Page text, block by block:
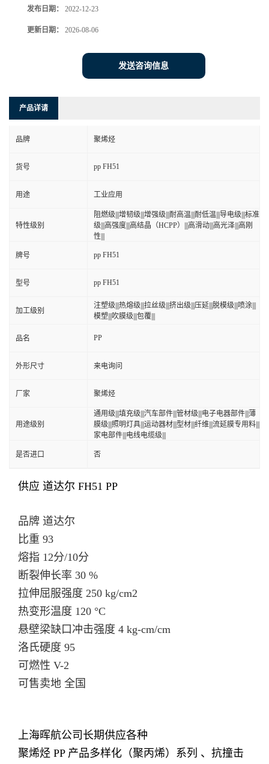
发布日期： 2022-12-23
更新日期： 2026-08-06
发送咨询信息
产品详请
品牌 聚烯烃
货号 pp FH51
用途 工业应用
特性级别
阻燃级|||增韧级|||增强级|||耐高温|||耐低温|||导电级|||标准
级|||高强度|||高结晶（HCPP）|||高滑动|||高光泽|||高刚
性|||
牌号 pp FH51
型号 pp FH51
加工级别
注塑级|||热熔级|||拉丝级|||挤出级|||压延|||脱模级|||喷涂|||
模塑|||吹膜级|||包覆|||
品名 PP
外形尺寸 来电询问
厂家 聚烯烃
用途级别
通用级|||填充级|||汽车部件|||管材级|||电子电器部件|||薄
膜级|||照明灯具|||运动器材|||型材|||纤维|||流延膜专用料|||
家电部件|||电线电缆级|||
是否进口 否
供应 道达尔 FH51 PP
品牌 道达尔
比重 93
熔指 12分/10分
断裂伸长率 30 %
拉伸屈服强度 250 kg/cm2
热变形温度 120 °C
悬壁梁缺口冲击强度 4 kg-cm/cm
洛氏硬度 95
可燃性 V-2
可售卖地 全国
上海晖航公司长期供应各种
聚烯烃 PP 产品多样化（聚丙烯）系列 、抗撞击